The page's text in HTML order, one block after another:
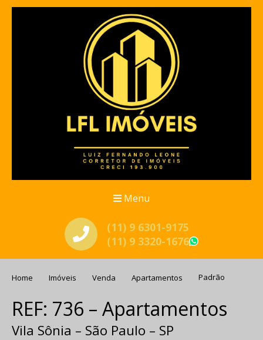
Menu
(11) 9 6301-9175
(11) 9 3320-1676
Home Imóveis Venda Apartamentos Padrão
REF: 736 – Apartamentos
Vila Sônia – São Paulo – SP